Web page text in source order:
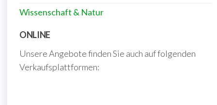
Wissenschaft & Natur
ONLINE
Unsere Angebote finden Sie auch auf folgenden
Verkaufsplattformen: